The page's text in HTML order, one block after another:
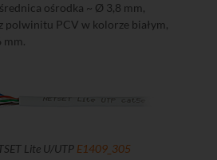
ośrodka ~ Ø 3,8 mm,
polwinitu PCV w kolorze białym,
mm.
Lite U/UTP E1409_305